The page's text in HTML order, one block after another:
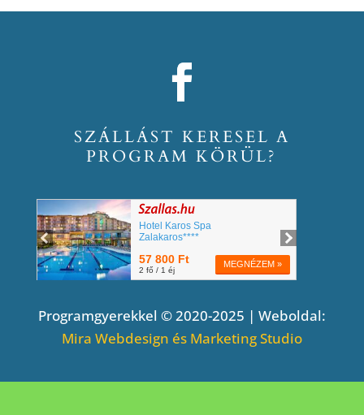
SZÁLLÁST KERESEL A
PROGRAM KÖRÜL?
Programgyerekkel © 2020-2025 | Weboldal:
Mira Webdesign és Marketing Studio